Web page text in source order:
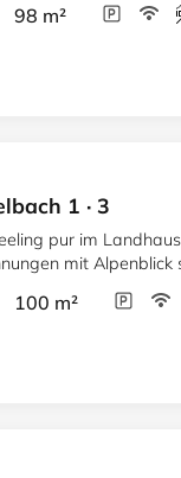
m²
1 · 3
pur im
mit Alpenblick
m²